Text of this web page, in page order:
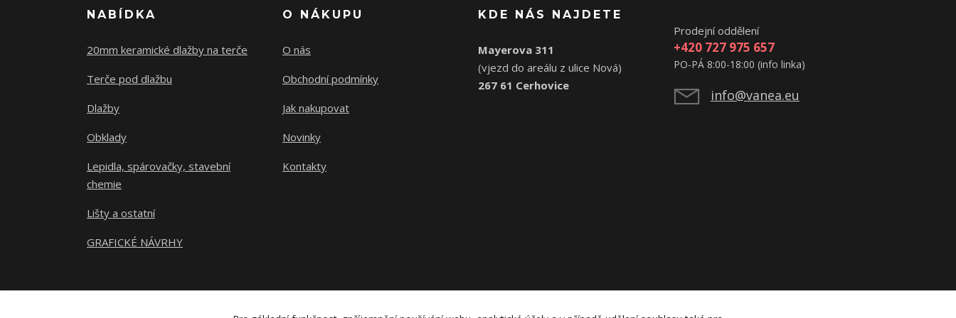
NABÍDKA
20mm keramické dlažby na terče
Terče pod dlažbu
Dlažby
Obklady
Lepidla, spárovačky, stavební
chemie
Lišty a ostatní
GRAFICKÉ NÁVRHY
O NÁKUPU
O nás
Obchodní podmínky
Jak nakupovat
Novinky
Kontakty
KDE NÁS NAJDETE
Mayerova 311
(vjezd do areálu z ulice Nová)
267 61 Cerhovice
Prodejní oddělení
+420 727 975 657
PO-PÁ 8:00-18:00 (info linka)
info@vanea.eu